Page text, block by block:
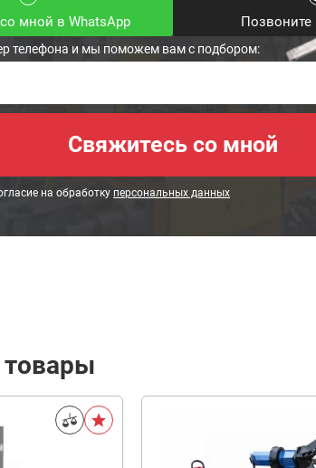
мной в WhatsApp Позвоните
телефона и мы поможем вам с подбором:
на обработку персональных данных